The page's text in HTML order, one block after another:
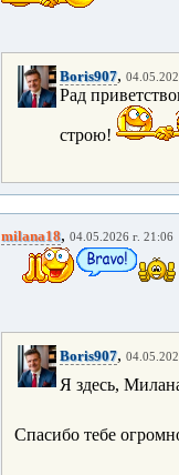
Boris907,
Рад
строю!
milana18, 04.05.2026 г. 21:06
Boris907,
Я здесь,
Спасибо тебе